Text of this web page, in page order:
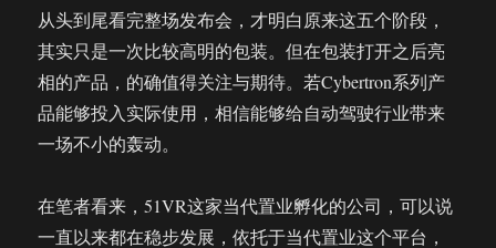
从头到尾看完整场发布会，才明白原来这五个阶段，
其实只是一次比较高明的包装。但在包装打开之后亮
相的产品，的确值得关注与期待。若Cybertron系列产
品能够投入实际使用，相信能够给自动驾驶行业带来
一场不小的轰动。
在笔者看来，51VR这家当代置业孵化的公司，可以说
一直以来都在稳步发展，依托于当代置业这个平台，